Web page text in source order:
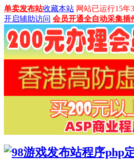
单卖发布站收藏本站 网站已运行15年
开启辅助访问 会员开通全自动采集插